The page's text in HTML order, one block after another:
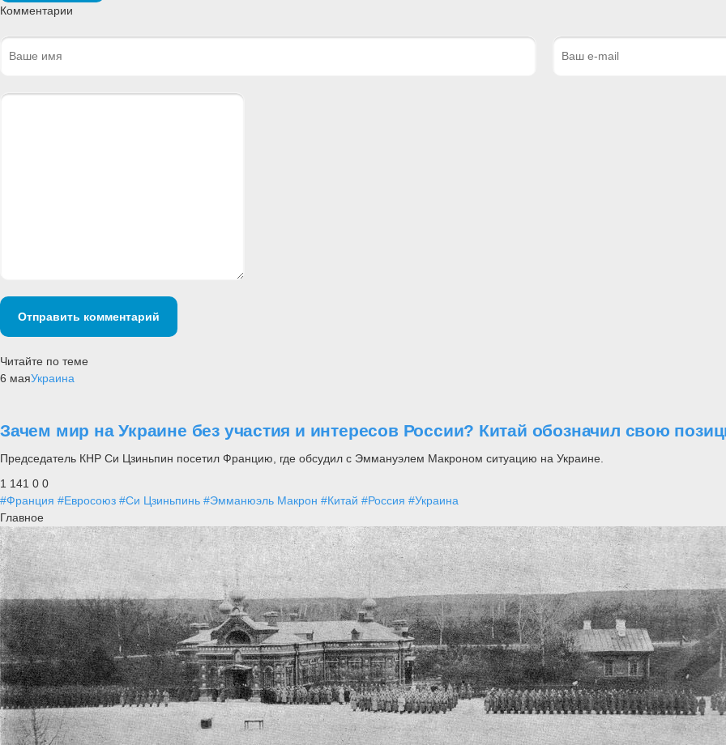
Комментарии
Отправить комментарий
Читайте по теме
6 маяУкраина
Зачем мир на Украине без участия и интересов России? Китай обозначил свою
Председатель КНР Си Цзиньпин посетил Францию, где обсудил с Эммануэлем Макроном ситуацию на Украине.
1 141 0 0
#Франция #Евросоюз #Си Цзиньпинь #Эмманюэль Макрон #Китай #Россия #Украина
Главное